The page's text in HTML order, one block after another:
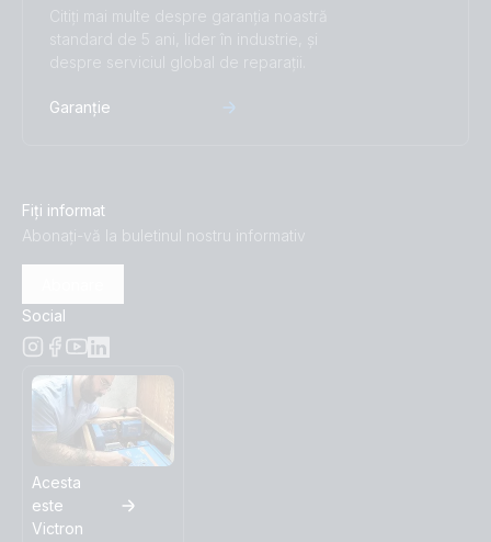
Citiți mai multe despre garanția noastră
standard de 5 ani, lider în industrie, și
despre serviciul global de reparații.
Garanție
Fiți informat
Abonați-vă la buletinul nostru informativ
Social
Acesta
este
Victron